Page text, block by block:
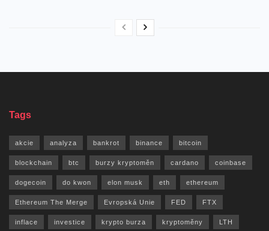
Tags
akcie analyza bankrot binance bitcoin
blockchain btc burzy kryptoměn cardano coinbase
dogecoin do kwon elon musk eth ethereum
Ethereum The Merge Evropská Unie FED FTX
inflace investice krypto burza kryptoměny LTH